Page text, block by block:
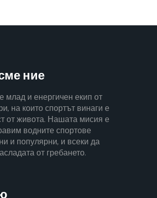
ние
млад и енергичен екип от
на които спортът винаги е
от живота. Нашата мисия е
водните спортове
и популярни, и всеки да
от гребането.